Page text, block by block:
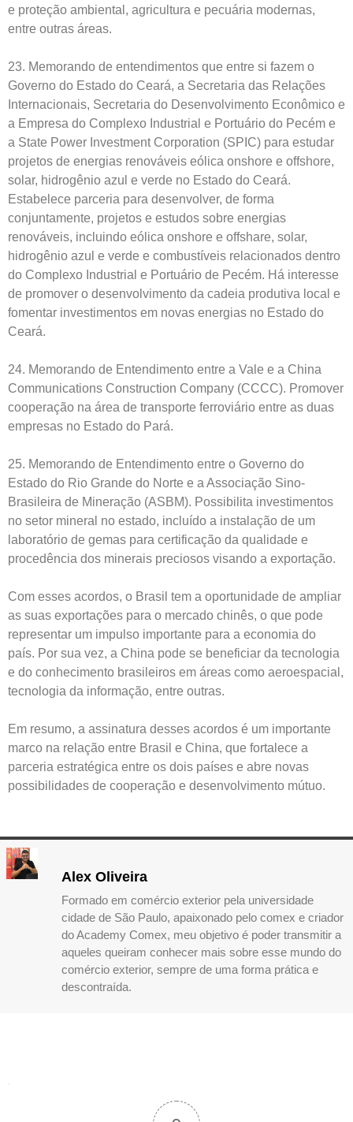
e proteção ambiental, agricultura e pecuária modernas,
entre outras áreas.
23. Memorando de entendimentos que entre si fazem o
Governo do Estado do Ceará, a Secretaria das Relações
Internacionais, Secretaria do Desenvolvimento Econômico e
a Empresa do Complexo Industrial e Portuário do Pecém e
a State Power Investment Corporation (SPIC) para estudar
projetos de energias renováveis eólica onshore e offshore,
solar, hidrogênio azul e verde no Estado do Ceará.
Estabelece parceria para desenvolver, de forma
conjuntamente, projetos e estudos sobre energias
renováveis, incluindo eólica onshore e offshare, solar,
hidrogênio azul e verde e combustíveis relacionados dentro
do Complexo Industrial e Portuário de Pecém. Há interesse
de promover o desenvolvimento da cadeia produtiva local e
fomentar investimentos em novas energias no Estado do
Ceará.
24. Memorando de Entendimento entre a Vale e a China
Communications Construction Company (CCCC). Promover
cooperação na área de transporte ferroviário entre as duas
empresas no Estado do Pará.
25. Memorando de Entendimento entre o Governo do
Estado do Rio Grande do Norte e a Associação Sino-
Brasileira de Mineração (ASBM). Possibilita investimentos
no setor mineral no estado, incluído a instalação de um
laboratório de gemas para certificação da qualidade e
procedência dos minerais preciosos visando a exportação.
Com esses acordos, o Brasil tem a oportunidade de ampliar
as suas exportações para o mercado chinês, o que pode
representar um impulso importante para a economia do
país. Por sua vez, a China pode se beneficiar da tecnologia
e do conhecimento brasileiros em áreas como aeroespacial,
tecnologia da informação, entre outras.
Em resumo, a assinatura desses acordos é um importante
marco na relação entre Brasil e China, que fortalece a
parceria estratégica entre os dois países e abre novas
possibilidades de cooperação e desenvolvimento mútuo.
Alex Oliveira
Formado em comércio exterior pela universidade
cidade de São Paulo, apaixonado pelo comex e criador
do Academy Comex, meu objetivo é poder transmitir a
aqueles queiram conhecer mais sobre esse mundo do
comércio exterior, sempre de uma forma prática e
descontraída.